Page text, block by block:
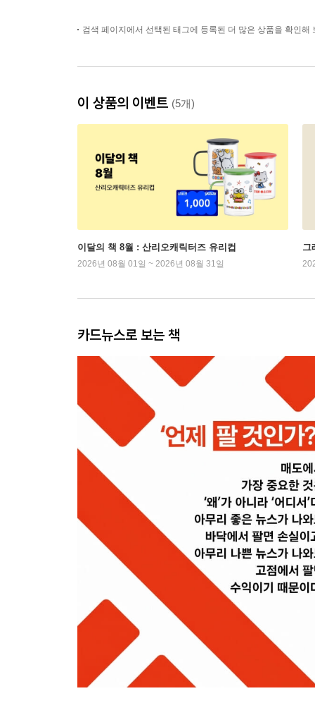
검색 페이지에서 선택된 태그에 등록된 더 많은 상품을 확인해
이 상품의 이벤트 (5개)
이달의 책 8월 : 산리오캐릭터즈 유리컵
2026년 08월 01일 ~ 2026년 08월 31일
그
카드뉴스로 보는 책